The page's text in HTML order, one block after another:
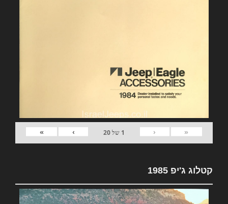
«
‹
1 של20
›
»
קטלוג ג'יפ 1985